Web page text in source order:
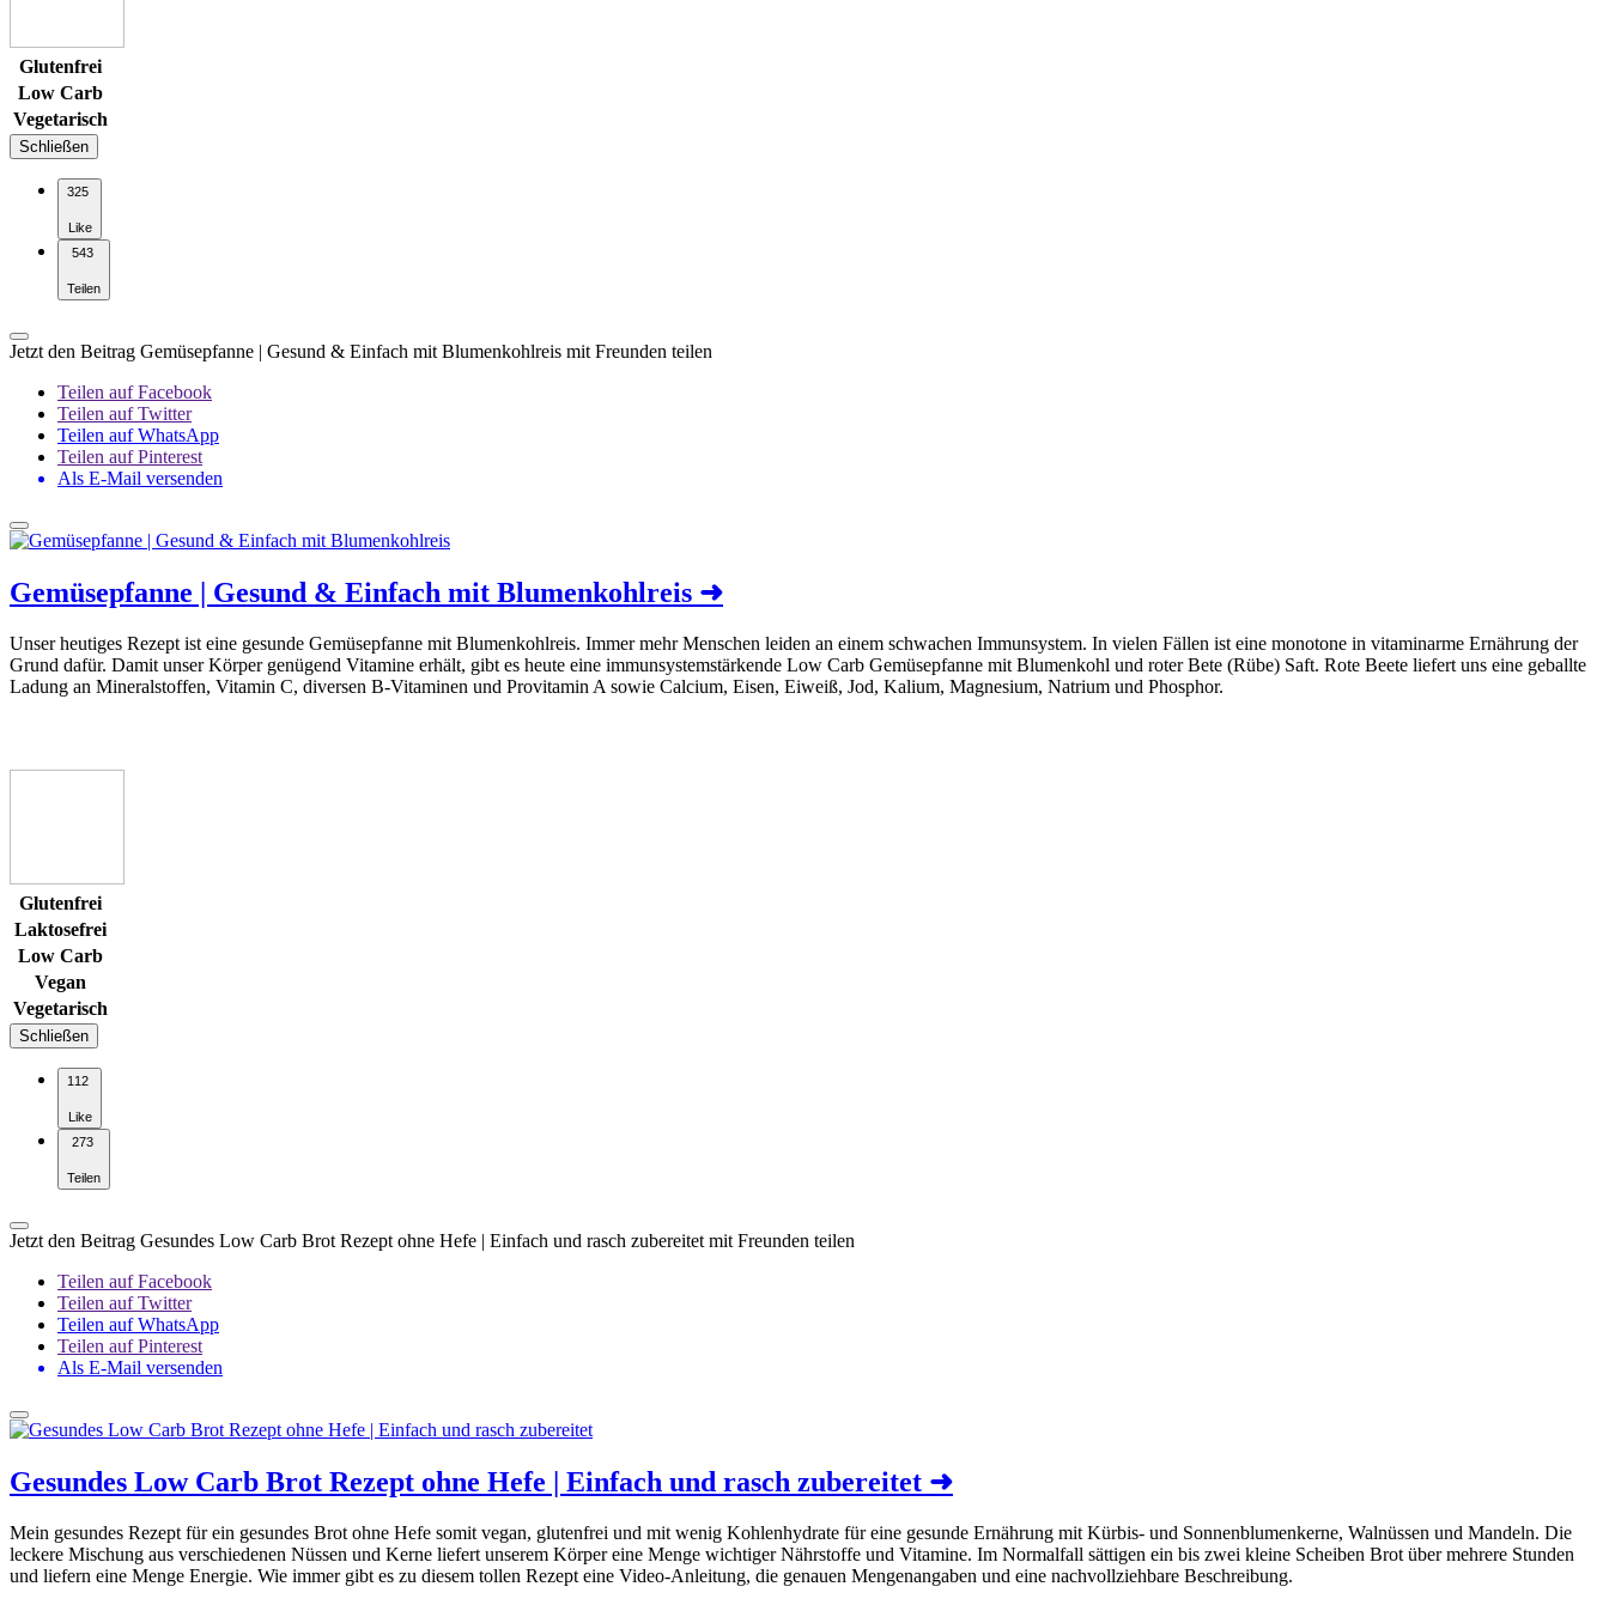
Glutenfrei
Low Carb
Vegetarisch
Schließen
325
Like
543
Teilen
Jetzt den Beitrag Gemüsepfanne | Gesund & Einfach mit Blumenkohlreis mit Freunden teilen
Teilen auf Facebook
Teilen auf Twitter
Teilen auf WhatsApp
Teilen auf Pinterest
Als E-Mail versenden
Gemüsepfanne | Gesund & Einfach mit Blumenkohlreis ➜
Unser heutiges Rezept ist eine gesunde Gemüsepfanne mit Blumenkohlreis. Immer mehr Menschen leiden an einem schwachen Immunsystem. In vielen Fällen ist eine monotone in vitaminarme Ernährung der
Grund dafür. Damit unser Körper genügend Vitamine erhält, gibt es heute eine immunsystemstärkende Low Carb Gemüsepfanne mit Blumenkohl und roter Bete (Rübe) Saft. Rote Beete liefert uns eine geballte
Ladung an Mineralstoffen, Vitamin C, diversen B-Vitaminen und Provitamin A sowie Calcium, Eisen, Eiweiß, Jod, Kalium, Magnesium, Natrium und Phosphor.
Glutenfrei
Laktosefrei
Low Carb
Vegan
Vegetarisch
Schließen
112
Like
273
Teilen
Jetzt den Beitrag Gesundes Low Carb Brot Rezept ohne Hefe | Einfach und rasch zubereitet mit Freunden teilen
Teilen auf Facebook
Teilen auf Twitter
Teilen auf WhatsApp
Teilen auf Pinterest
Als E-Mail versenden
Gesundes Low Carb Brot Rezept ohne Hefe | Einfach und rasch zubereitet ➜
Mein gesundes Rezept für ein gesundes Brot ohne Hefe somit vegan, glutenfrei und mit wenig Kohlenhydrate für eine gesunde Ernährung mit Kürbis- und Sonnenblumenkerne, Walnüssen und Mandeln. Die
leckere Mischung aus verschiedenen Nüssen und Kerne liefert unserem Körper eine Menge wichtiger Nährstoffe und Vitamine. Im Normalfall sättigen ein bis zwei kleine Scheiben Brot über mehrere Stunden
und liefern eine Menge Energie. Wie immer gibt es zu diesem tollen Rezept eine Video-Anleitung, die genauen Mengenangaben und eine nachvollziehbare Beschreibung.